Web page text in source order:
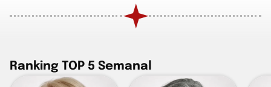
Ranking TOP 5 Semanal